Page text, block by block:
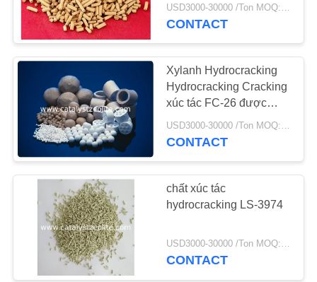
CONTACT
Xylanh Hydrocracking
Hydrocracking Cracking
xúc tác FC-26 được
định hình
USD3000-30000 /Ton MOQ:1 kg
CONTACT
chất xúc tác
hydrocracking LS-3974
USD3000-30000 /Ton MOQ:1 kg
CONTACT